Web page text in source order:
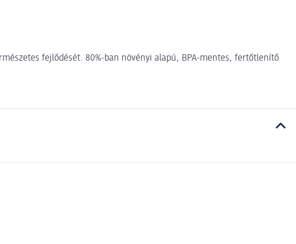
fejlődését. 80%-ban növényi alapú, BPA-mentes, fertőtlenítő